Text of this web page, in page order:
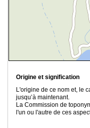
Origine et signification
L'origine de ce nom et, le
jusqu’à maintenant.
La Commission de
l'un ou l'autre de ces